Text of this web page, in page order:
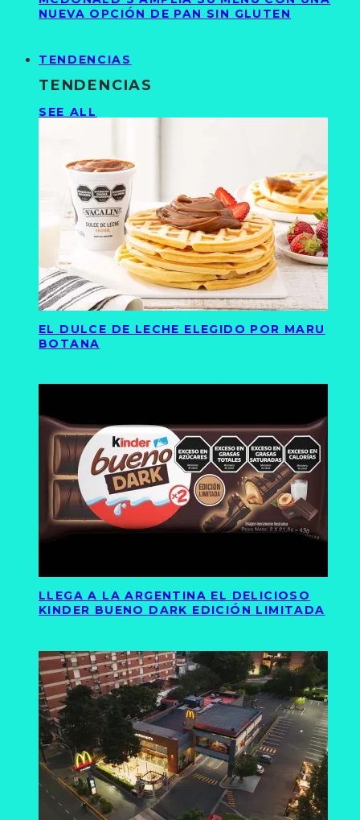
NUEVA OPCIÓN DE PAN SIN GLUTEN
TENDENCIAS
TENDENCIAS
SEE ALL
EL DULCE DE LECHE ELEGIDO POR MARU
BOTANA
LLEGA A LA ARGENTINA EL DELICIOSO
KINDER BUENO DARK EDICIÓN LIMITADA